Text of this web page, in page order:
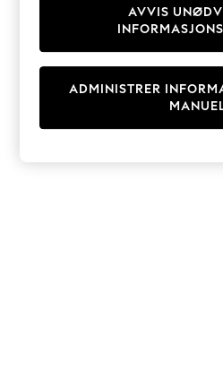
Cardigans
Dresses
Sets & Outfits
T-Shirts
ADMINISTRER
AVVIS